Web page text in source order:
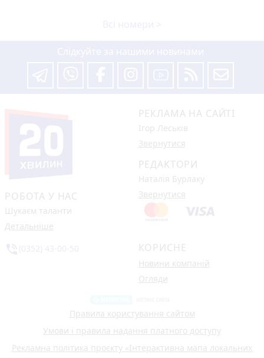
РОБОТА У НАС
Шукаєм таланти
Детальніше
РЕКЛАМА НА САЙТІ
Ігор Леськів
Звернутися
РЕДАКТОРИ
Наталія Бурлаку
Звернутися
КОРИСНЕ
Новини компаній
Огляди
Правила користування сайтом
Умови і правила надання платного доступу
Рекламна політика проєкту «Інтерактивна мапа локальних